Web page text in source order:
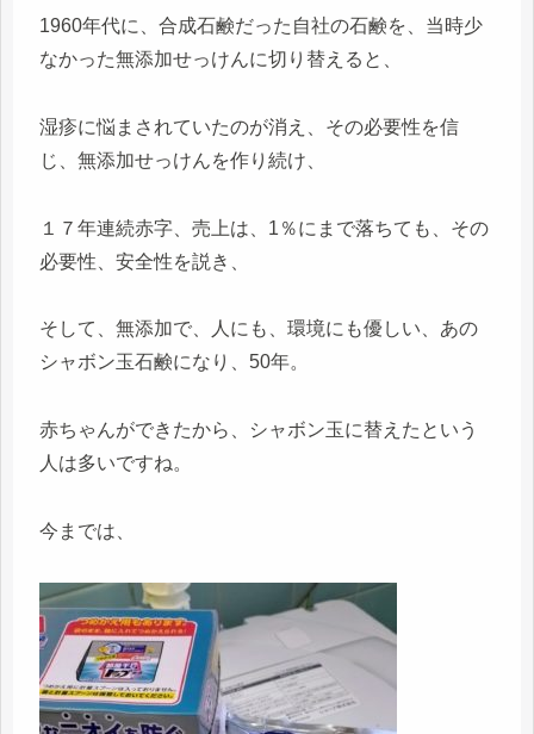
1960年代に、合成石鹸だった自社の石鹸を、当時少
なかった無添加せっけんに切り替えると、
湿疹に悩まされていたのが消え、その必要性を信
じ、無添加せっけんを作り続け、
１７年連続赤字、売上は、1％にまで落ちても、その
必要性、安全性を説き、
そして、無添加で、人にも、環境にも優しい、あの
シャボン玉石鹸になり、50年。
赤ちゃんができたから、シャボン玉に替えたという
人は多いですね。
今までは、